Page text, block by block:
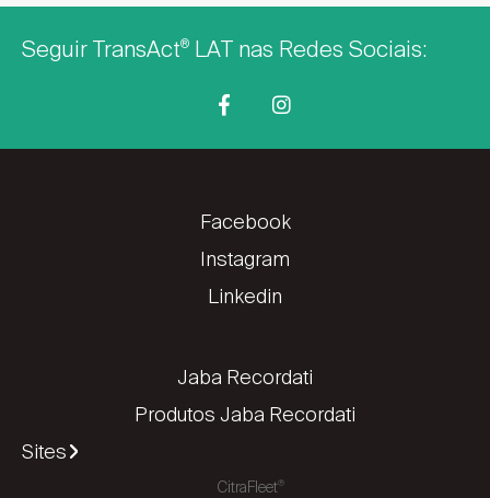
Seguir TransAct® LAT nas Redes Sociais:
Facebook
Instagram
Linkedin
Jaba Recordati
Produtos Jaba Recordati
Sites
CitraFleet®